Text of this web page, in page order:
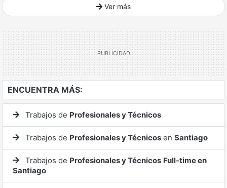
Ver más
ENCUENTRA MÁS:
Trabajos de Profesionales y Técnicos
Trabajos de Profesionales y Técnicos en Santiago
Trabajos de Profesionales y Técnicos Full-time en
Santiago